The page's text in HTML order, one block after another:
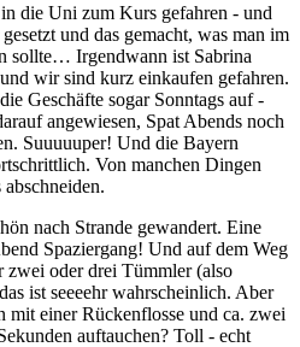
die Uni zum Kurs gefahren - und
und das gemacht, was man im
sollte… Irgendwann ist Sabrina
wir sind kurz einkaufen gefahren.
Geschäfte sogar Sonntags auf -
angewiesen, Spat Abends noch
Suuuuuper! Und die Bayern
Von manchen Dingen
nach Strande gewandert. Eine
Spaziergang! Und auf dem Weg
oder drei Tümmler (also
ist seeeehr wahrscheinlich. Aber
mit einer Rückenflosse und ca. zwei
auftauchen? Toll - echt